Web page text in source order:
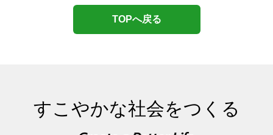
TOPへ戻る
すこやかな社会をつくる